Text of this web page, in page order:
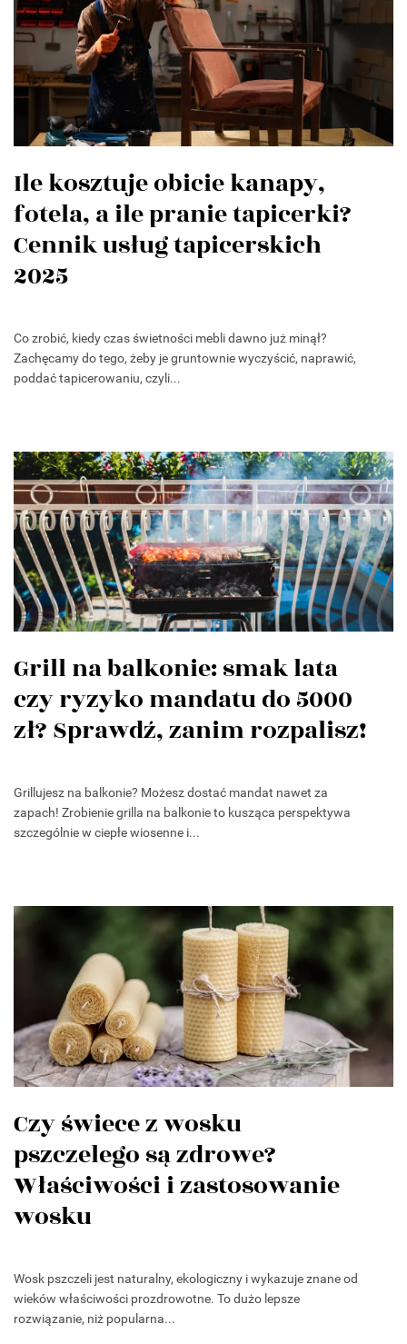
Ile kosztuje obicie kanapy,
fotela, a ile pranie tapicerki?
Cennik usług tapicerskich
2025
Co zrobić, kiedy czas świetności mebli dawno już minął?
Zachęcamy do tego, żeby je gruntownie wyczyścić, naprawić,
poddać tapicerowaniu, czyli...
Grill na balkonie: smak lata
czy ryzyko mandatu do 5000
zł? Sprawdź, zanim rozpalisz!
Grillujesz na balkonie? Możesz dostać mandat nawet za
zapach! Zrobienie grilla na balkonie to kusząca perspektywa
szczególnie w ciepłe wiosenne i...
Czy świece z wosku
pszczelego są zdrowe?
Właściwości i zastosowanie
wosku
Wosk pszczeli jest naturalny, ekologiczny i wykazuje znane od
wieków właściwości prozdrowotne. To dużo lepsze
rozwiązanie, niż popularna...